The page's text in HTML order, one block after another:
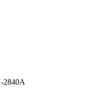
2840A